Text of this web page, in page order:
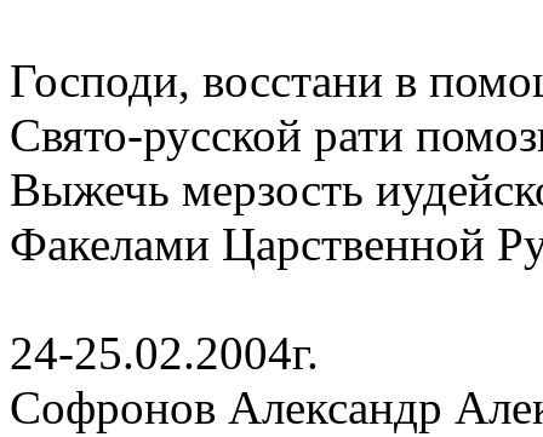
Господи, восстани в
Свято-русской рати
Выжечь мерзость
Факелами Царственной
24-25.02.2004г.
Софронов Александр